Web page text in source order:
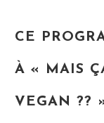
CE
À « MAIS
VEGAN ??